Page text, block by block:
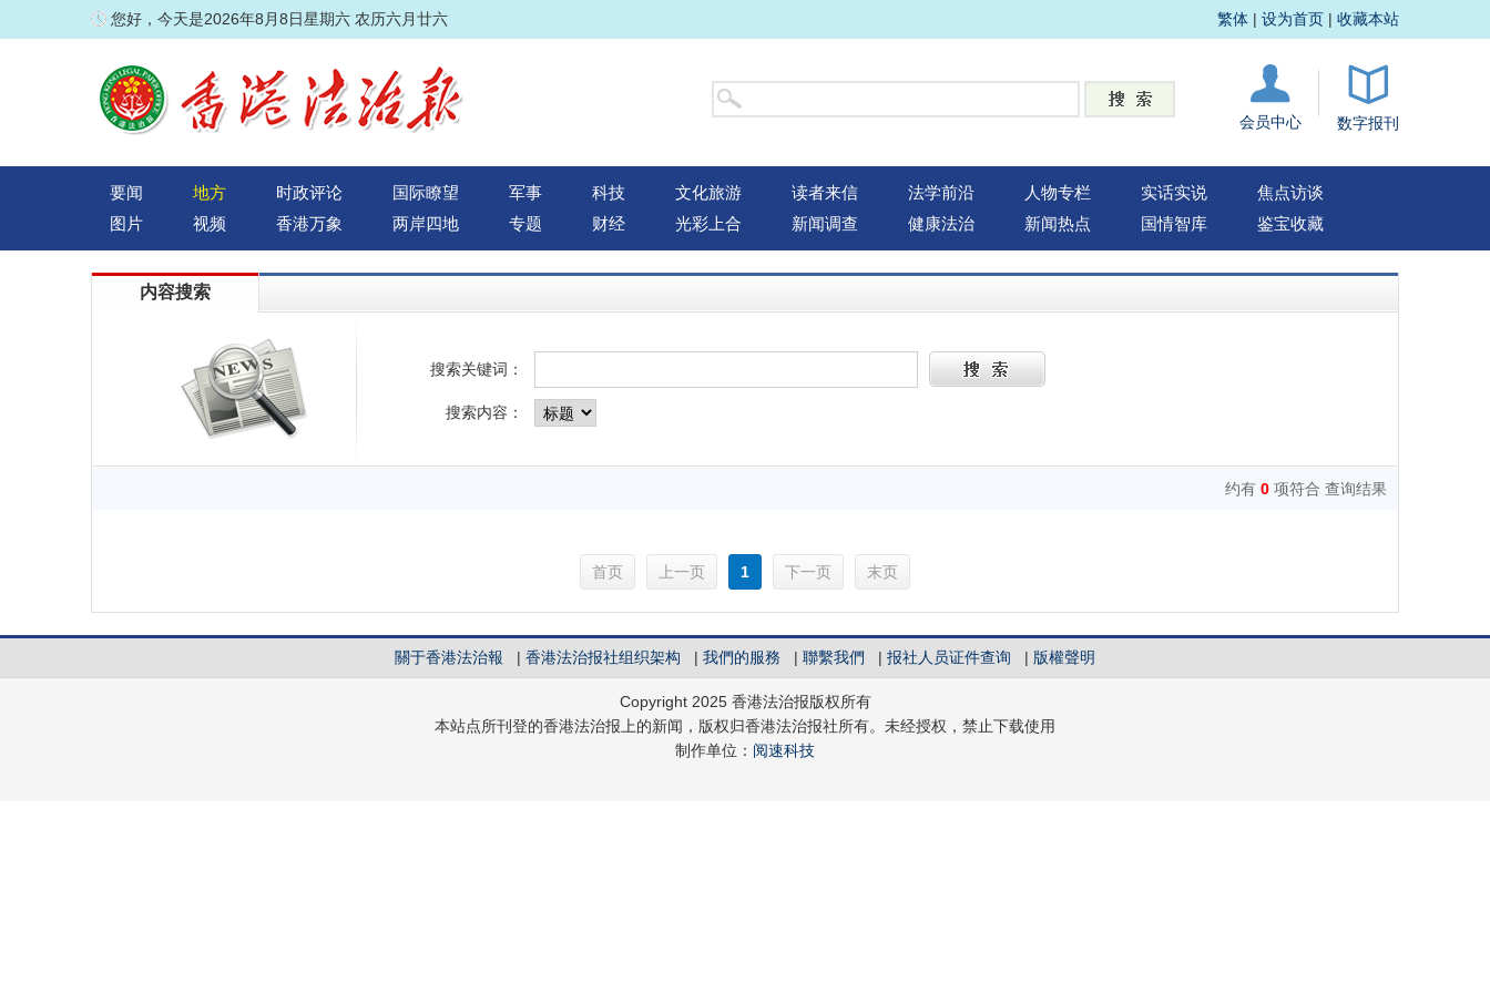
您好，今天是2026年8月8日星期六 农历六月廿六 繁体 | 设为首页 | 收藏本站
会员中心 数字报刊
要闻 地方 时政评论 国际瞭望 军事 科技 文化旅游 读者来信 法学前沿 人物专栏 实话实说
焦点访谈
图片
视频 香港万象 两岸四地 专题 财经 光彩上合 新闻调查 健康法治 新闻热点 国情智库 鉴宝收藏
内容搜索
搜索关键词：
搜索内容：
约有 0 项符合 查询结果
首页 1 末页
關于香港法治報 | 香港法治报社组织架构 | 我們的服務 | 聯繫我們 | 报社人员证件查询 | 版權聲明
Copyright 2025 香港法治报版权所有
本站点所刊登的香港法治报上的新闻，版权归香港法治报社所有。未经授权，禁止下载使用
制作单位： 阅速科技